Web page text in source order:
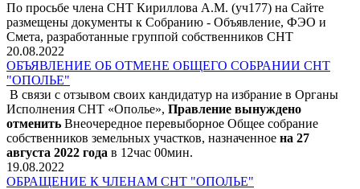
По просьбе члена СНТ Кириллова А.М. (уч177) на Сайте
размещены документы к Собранию - Объявление, ФЭО и
Смета, разработанные группой собственников СНТ
20.08.2022
ОБЪЯВЛЕНИЕ ОБ ОТМЕНЕ ОБЩЕГО СОБРАНИИ СНТ
"ОПОЛЬЕ"
В связи с отзывом своих кандидатур на избрание в Органы
Исполнения СНТ «Ополье», Правление вынуждено
отменить Внеочередное перевыборное Общее собрание
собственников земельных участков, назначенное на 27
августа 2022 года в 12час 00мин.
19.08.2022
ОБРАЩЕНИЕ К ЧЛЕНАМ СНТ "ОПОЛЬЕ"